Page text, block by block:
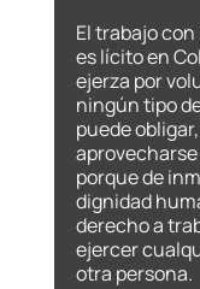
El trabajo
es lícito en
ejerza por
ningún tipo
puede
porque de
dignidad
derecho a
ejercer
otra persona.